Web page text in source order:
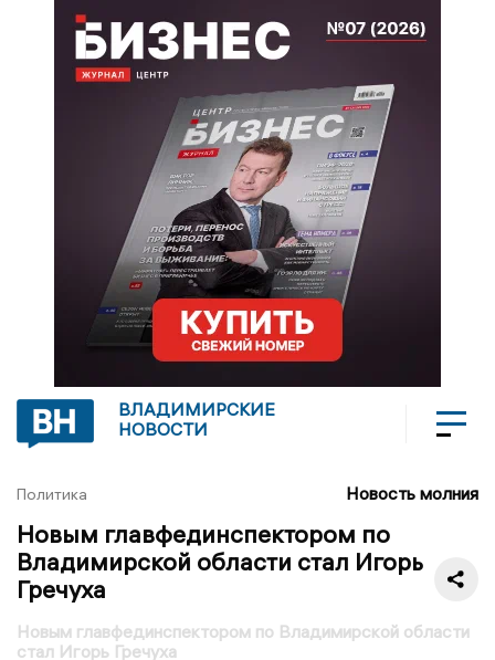
ВЛАДИМИРСКИЕ
НОВОСТИ
Политика Новость молния
Новым главфединспектором по
Владимирской области стал Игорь
Гречуха
Новым главфединспектором по Владимирской области
стал Игорь Гречуха